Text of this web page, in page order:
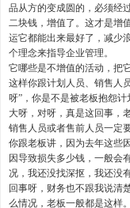
品从方的变成圆的，必须经
二块钱，增值了。这才是增
运它都能出来最好了，减少
个理念来指导企业管理。
它哪些是不增值的活动，把
这样你跟计划人员、销售人
呀”，你是不是被老板抱怨
大呀，对呀，真是这回事，
销售人员或者售前人员一定
你跟老板讲，因为去年这些
因导致损失多少钱，一般会
况，我还没找深抠，我还没
回事呀，财务也不跟我说清
么情况，老板一般都是这样。